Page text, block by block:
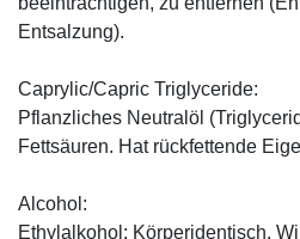
Entsalzung).
Caprylic/Capric Triglyceride:
Pflanzliches Neutralöl
Fettsäuren. Hat rückfettende
Alcohol:
Ethylalkohol: Körperidentisch.